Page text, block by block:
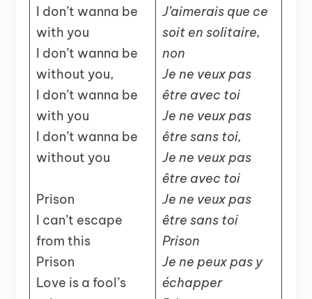
I don’t wanna be
with you
I don’t wanna be
without you,
I don’t wanna be
with you
I don’t wanna be
without you
Prison
I can’t escape
from this
Prison
Love is a fool’s
J’aimerais que ce
soit en solitaire,
non
Je ne veux pas
être avec toi
Je ne veux pas
être sans toi,
Je ne veux pas
être avec toi
Je ne veux pas
être sans toi
Prison
Je ne peux pas y
échapper